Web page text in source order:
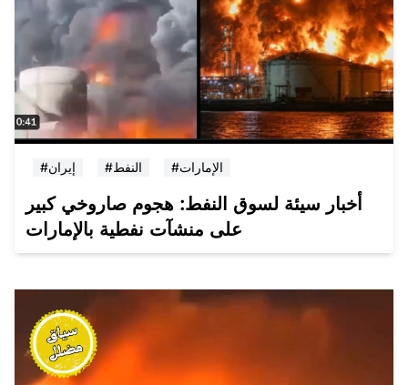
#إيران #النفط #الإمارات
أخبار سيئة لسوق النفط: هجوم صاروخي كبير
على منشآت نفطية بالإمارات